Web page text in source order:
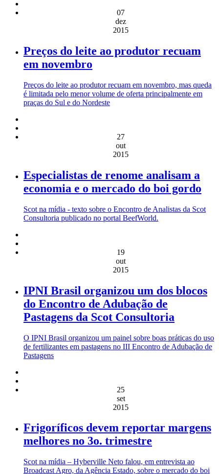
07
dez
2015
Preços do leite ao produtor recuam
em novembro
Preços do leite ao produtor recuam em novembro, mas queda
é limitada pelo menor volume de oferta principalmente em
praças do Sul e do Nordeste
27
out
2015
Especialistas de renome analisam a
economia e o mercado do boi gordo
Scot na mídia - texto sobre o Encontro de Analistas da Scot
Consultoria publicado no portal BeefWorld.
19
out
2015
IPNI Brasil organizou um dos blocos
do Encontro de Adubação de
Pastagens da Scot Consultoria
O IPNI Brasil organizou um painel sobre boas práticas do uso
de fertilizantes em pastagens no III Encontro de Adubação de
Pastagens
25
set
2015
Frigoríficos devem reportar margens
melhores no 3o. trimestre
Scot na mídia – Hyberville Neto falou, em entrevista ao
Broadcast Agro, da Agência Estado, sobre o mercado do boi